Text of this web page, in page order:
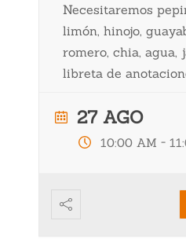
Necesitaremos
limón, hinojo,
romero, chia, agua,
libreta de
27 AGO
10:00 AM -